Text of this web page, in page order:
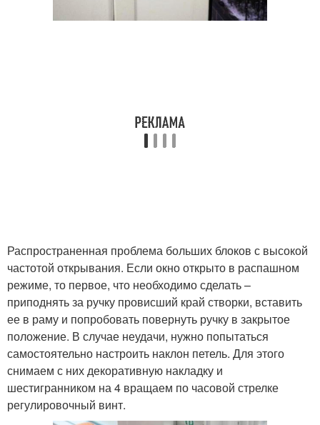
Распространенная проблема больших блоков с высокой
частотой открывания. Если окно открыто в распашном
режиме, то первое, что необходимо сделать –
приподнять за ручку провисший край створки, вставить
ее в раму и попробовать повернуть ручку в закрытое
положение. В случае неудачи, нужно попытаться
самостоятельно настроить наклон петель. Для этого
снимаем с них декоративную накладку и
шестигранником на 4 вращаем по часовой стрелке
регулировочный винт.